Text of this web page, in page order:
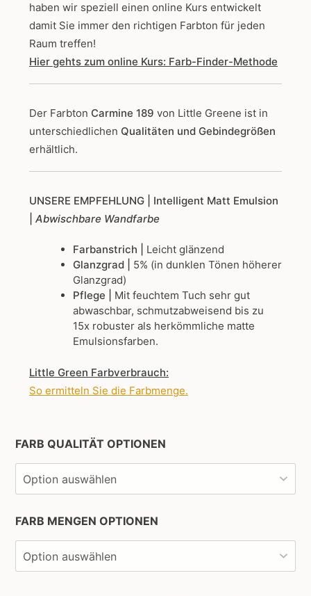
haben wir speziell einen online Kurs entwickelt
damit Sie immer den richtigen Farbton für jeden
Raum treffen!
Hier gehts zum online Kurs: Farb-Finder-Methode
Der Farbton Carmine 189 von Little Greene ist in
unterschiedlichen Qualitäten und Gebindegrößen
erhältlich.
UNSERE EMPFEHLUNG
| Intelligent Matt Emulsion
Abwischbare Wandfarbe
Farbanstrich | Leicht glänzend
Glanzgrad | 5% (in dunklen Tönen höherer
Glanzgrad)
Pflege | Mit feuchtem Tuch sehr gut
abwaschbar, schmutzabweisend bis zu
15x robuster als herkömmliche matte
Emulsionsfarben.
Little Green Farbverbrauch:
So ermitteln Sie die Farbmenge.
FARB QUALITÄT OPTIONEN
FARB MENGEN OPTIONEN